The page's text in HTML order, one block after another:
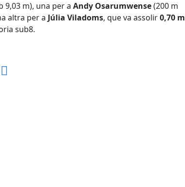
9,03 m), una per a Andy Osarumwense(200 m
altra per a Júlia Viladoms, que va assolir0,70 m
sub8.